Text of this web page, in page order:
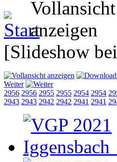
[Slideshow
Weiter
2956 2956 2955 2955 2954 2954
2943 2943 2942 2942 2941 2941